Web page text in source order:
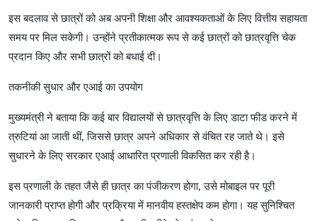
इस बदलाव से छात्रों को अब अपनी शिक्षा और आवश्यकताओं के लिए वित्तीय सहायता
समय पर मिल सकेगी। उन्होंने प्रतीकात्मक रूप से कई छात्रों को छात्रवृत्ति चेक
प्रदान किए और सभी छात्रों को बधाई दी।
तकनीकी सुधार और एआई का उपयोग
मुख्यमंत्री ने बताया कि कई बार विद्यालयों से छात्रवृत्ति के लिए डाटा फीड करने में
त्रुटियां आ जाती थीं,जिससे छात्र अपने अधिकार से वंचित रह जाते थे। इसे
सुधारने के लिए सरकार एआई आधारित प्रणाली विकसित कर रही है।
इस प्रणाली के तहत जैसे ही छात्र का पंजीकरण होगा,उसे मोबाइल पर पूरी
जानकारी प्राप्त होगी और प्रक्रिया में मानवीय हस्तक्षेप कम होगा। यह सुनिश्चित